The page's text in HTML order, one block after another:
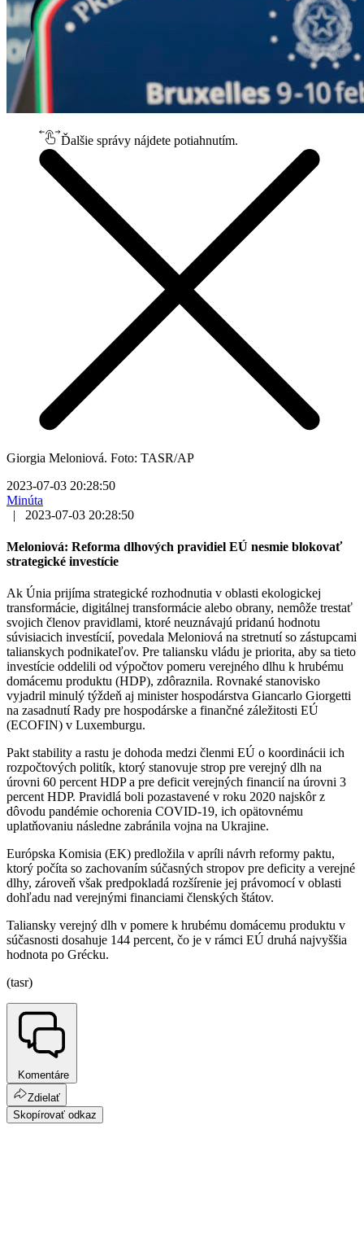
Ďalšie správy nájdete potiahnutím.
Giorgia Meloniová. Foto: TASR/AP
2023-07-03 20:28:50
Minúta
|
2023-07-03 20:28:50
Meloniová: Reforma dlhových pravidiel EÚ nesmie blokovať
strategické investície
Ak Únia prijíma strategické rozhodnutia v oblasti ekologickej
transformácie, digitálnej transformácie alebo obrany, nemôže trestať
svojich členov pravidlami, ktoré neuznávajú pridanú hodnotu
súvisiacich investícií, povedala Meloniová na stretnutí so zástupcami
talianskych podnikateľov. Pre taliansku vládu je priorita, aby sa tieto
investície oddelili od výpočtov pomeru verejného dlhu k hrubému
domácemu produktu (HDP), zdôraznila. Rovnaké stanovisko
vyjadril minulý týždeň aj minister hospodárstva Giancarlo Giorgetti
na zasadnutí Rady pre hospodárske a finančné záležitosti EÚ
(ECOFIN) v Luxemburgu.
Pakt stability a rastu je dohoda medzi členmi EÚ o koordinácii ich
rozpočtových politík, ktorý stanovuje strop pre verejný dlh na
úrovni 60 percent HDP a pre deficit verejných financií na úrovni 3
percent HDP. Pravidlá boli pozastavené v roku 2020 najskôr z
dôvodu pandémie ochorenia COVID-19, ich opätovnému
uplatňovaniu následne zabránila vojna na Ukrajine.
Európska Komisia (EK) predložila v apríli návrh reformy paktu,
ktorý počíta so zachovaním súčasných stropov pre deficity a verejné
dlhy, zároveň však predpokladá rozšírenie jej právomocí v oblasti
dohľadu nad verejnými financiami členských štátov.
Taliansky verejný dlh v pomere k hrubému domácemu produktu v
súčasnosti dosahuje 144 percent, čo je v rámci EÚ druhá najvyššia
hodnota po Grécku.
(tasr)
Komentáre
Zdielať
Skopírovať odkaz